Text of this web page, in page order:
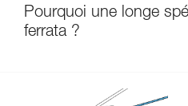
Pourquoi une longe
ferrata ?